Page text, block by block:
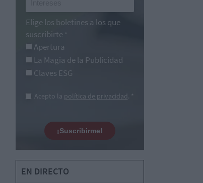
Elige los boletines a los que
suscribirte *
Apertura
La Magia de la Publicidad
Claves ESG
Acepto la política de privacidad. *
¡Suscribirme!
EN DIRECTO